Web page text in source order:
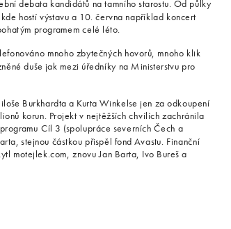
debata kandidátů na tamního starostu. Od půlky
hostí výstavu a 10. června například koncert
programem celé léto.
mnoho zbytečných hovorů, mnoho klik
duše jak mezi úředníky na Ministerstvu pro
Burkhardta a Kurta Winkelse jen za odkoupení
korun. Projekt v nejtěžších chvílích zachránila
Cíl 3 (spolupráce severních Čech a
stejnou částkou přispěl fond Avastu. Finanční
motejlek.com, znovu Jan Barta, Ivo Bureš a